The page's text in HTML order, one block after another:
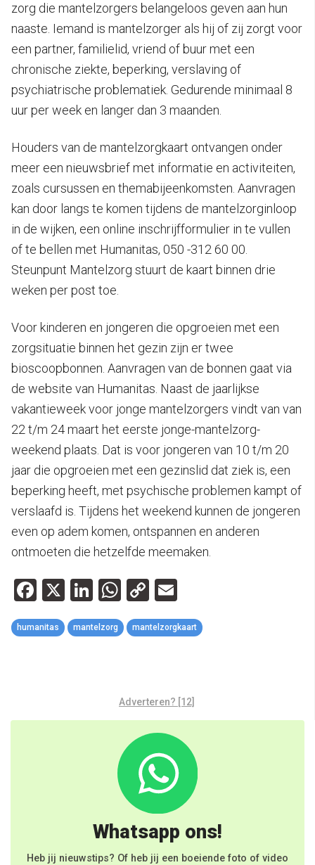
zorg die mantelzorgers belangeloos geven aan hun
naaste. Iemand is mantelzorger als hij of zij zorgt voor
een partner, familielid, vriend of buur met een
chronische ziekte, beperking, verslaving of
psychiatrische problematiek. Gedurende minimaal 8
uur per week en langer dan 3 maanden.
Houders van de mantelzorgkaart ontvangen onder
meer een nieuwsbrief met informatie en activiteiten,
zoals cursussen en themabijeenkomsten. Aanvragen
kan door langs te komen tijdens de mantelzorginloop
in de wijken, een online inschrijfformulier in te vullen
of te bellen met Humanitas, 050 -312 60 00.
Steunpunt Mantelzorg stuurt de kaart binnen drie
weken per post toe.
Voor kinderen en jongeren die opgroeien met een
zorgsituatie binnen het gezin zijn er twee
bioscoopbonnen. Aanvragen van de bonnen gaat via
de website van Humanitas. Naast de jaarlijkse
vakantieweek voor jonge mantelzorgers vindt van van
22 t/m 24 maart het eerste jonge-mantelzorg-
weekend plaats. Dat is voor jongeren van 10 t/m 20
jaar die opgroeien met een gezinslid dat ziek is, een
beperking heeft, met psychische problemen kampt of
verslaafd is. Tijdens het weekend kunnen de jongeren
even op adem komen, ontspannen en anderen
ontmoeten die hetzelfde meemaken.
Facebook
X LinkedIn
WhatsApp
Copy
Link
humanitas mantelzorg mantelzorgkaart
Adverteren? [12]
Whatsapp ons!
Heb jij nieuwstips? Of heb jij een boeiende foto of video